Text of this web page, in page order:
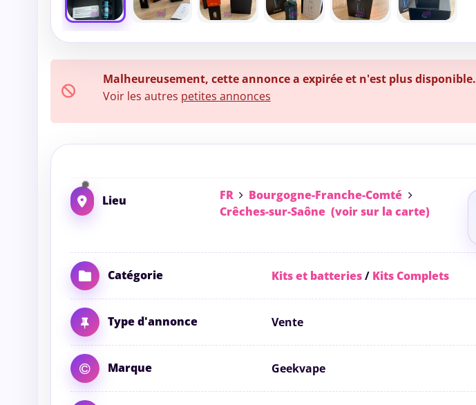
Malheureusement, cette annonce a expirée et n'est plus disponible.
Voir les autres petites annonces
Lieu FR
Bourgogne-Franche-Comté
Crêches-sur-Saône (voir sur la carte)
Catégorie Kits et batteries/ Kits Complets
Type d'annonce Vente
Marque Geekvape